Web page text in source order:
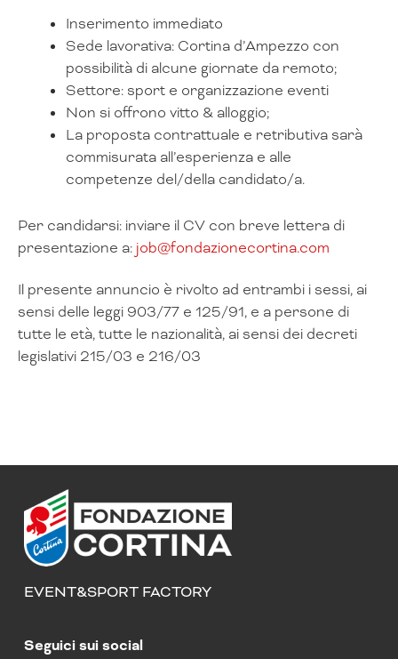
Inserimento immediato
Sede lavorativa: Cortina d’Ampezzo con
possibilità di alcune giornate da remoto;
Settore: sport e organizzazione eventi
Non si offrono vitto & alloggio;
La proposta contrattuale e retributiva sarà
commisurata all’esperienza e alle
competenze del/della candidato/a.
Per candidarsi: inviare il CV con breve lettera di
presentazione a: job@fondazionecortina.com
Il presente annuncio è rivolto ad entrambi i sessi, ai
sensi delle leggi 903/77 e 125/91, e a persone di
tutte le età, tutte le nazionalità, ai sensi dei decreti
legislativi 215/03 e 216/03
EVENT&SPORT FACTORY
Seguici sui social